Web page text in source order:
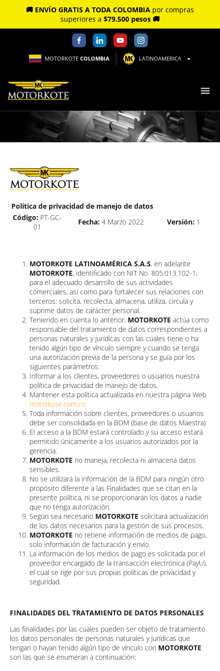
🚚 ENVÍO GRATIS A TODA COLOMBIA por compras
superiores a $79.500 pesos 🚚
MOTORKOTE COLOMBIA LATINOAMERICA
Política de privacidad de
manejo de datos
Política de privacidad de manejo de datos
Código:PT-GC-
01
Fecha:4 Marzo 2022 Versión: 1
MOTORKOTE LATINOAMÉRICA S.A.S, en adelante
MOTORKOTE, identificado con NIT No. 805.013.102-1,
para el adecuado desarrollo de sus actividades
comerciales, así como para fortalecer sus relaciones con
terceros: solicita, recolecta, almacena, utiliza, circula y
suprime datos de carácter personal.
Teniendo en cuenta lo anterior, MOTORKOTE actúa como
responsable del tratamiento de datos correspondientes a
personas naturales y jurídicas con las cuales tiene o ha
tenido algún tipo de vínculo siempre y cuando se tenga
una autorización previa de la persona y se guía por los
siguientes parámetros:
Informar a los clientes, proveedores o usuarios nuestra
política de privacidad de manejo de datos.
Mantener esta política actualizada en nuestra página Web
motorkote.com.co
Toda información sobre clientes, proveedores o usuarios
debe ser consolidada en la BDM (base de datos Maestra).
El acceso a la BDM estará controlado y su acceso estará
permitido únicamente a los usuarios autorizados por la
gerencia.
MOTORKOTE no maneja, recolecta ni almacena datos
sensibles.
No se utilizará la información de la BDM para ningún otro
propósito diferente a las Finalidades que se citan en la
presente política, ni se proporcionarán los datos a nadie
que no tenga autorización.
Según sea necesario MOTORKOTE solicitará actualización
de los datos necesarios para la gestión de sus procesos.
MOTORKOTE no retiene información de medios de pago,
solo información de facturación y envío.
La información de los medios de pago es solicitada por el
proveedor encargado de la transacción electrónica (PayU),
el cual se rige por sus propias políticas de privacidad y
seguridad.
FINALIDADES DEL TRATAMIENTO DE DATOS PERSONALES
Las finalidades por las cuales pueden ser objeto de tratamiento
los datos personales de personas naturales y jurídicas que
tengan o hayan tenido algún tipo de vínculo con MOTORKOTE
son las que se enumeran a continuación: